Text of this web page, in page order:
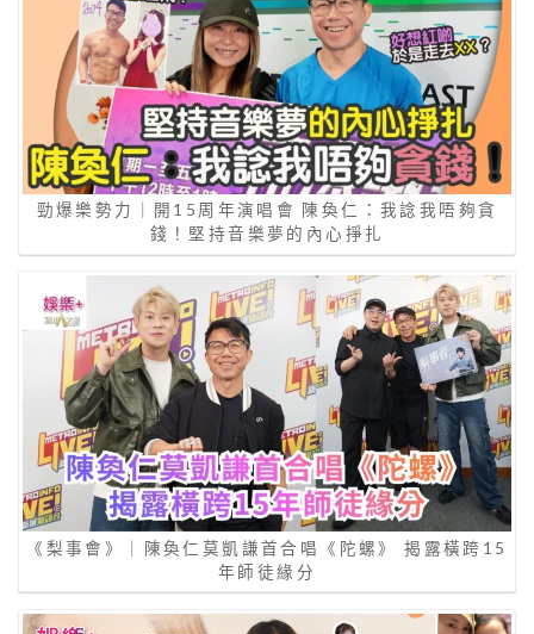
勁爆樂勢力｜開15周年演唱會 陳奐仁：我諗我唔夠貪
錢！堅持音樂夢的內心掙扎
《梨事會》｜陳奐仁莫凱謙首合唱《陀螺》 揭露橫跨15
年師徒緣分